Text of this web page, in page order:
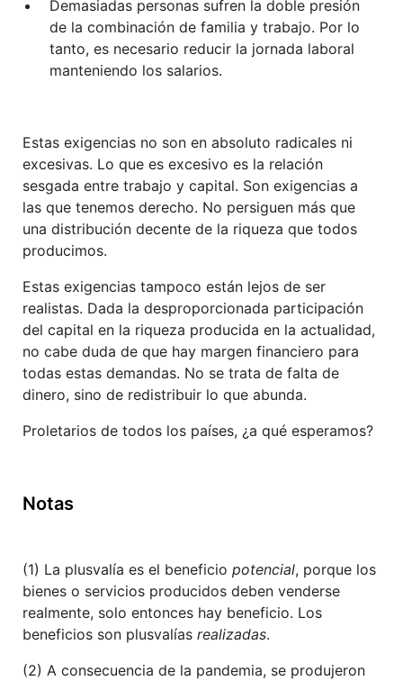
Demasiadas personas sufren la doble presión
de la combinación de familia y trabajo. Por lo
tanto, es necesario reducir la jornada laboral
manteniendo los salarios.
Estas exigencias no son en absoluto radicales ni
excesivas. Lo que es excesivo es la relación
sesgada entre trabajo y capital. Son exigencias a
las que tenemos derecho. No persiguen más que
una distribución decente de la riqueza que todos
producimos.
Estas exigencias tampoco están lejos de ser
realistas. Dada la desproporcionada participación
del capital en la riqueza producida en la actualidad,
no cabe duda de que hay margen financiero para
todas estas demandas. No se trata de falta de
dinero, sino de redistribuir lo que abunda.
Proletarios de todos los países, ¿a qué esperamos?
Notas
(1) La plusvalía es el beneficio potencial, porque los
bienes o servicios producidos deben venderse
realmente, solo entonces hay beneficio. Los
beneficios son plusvalías realizadas.
(2) A consecuencia de la pandemia, se produjeron